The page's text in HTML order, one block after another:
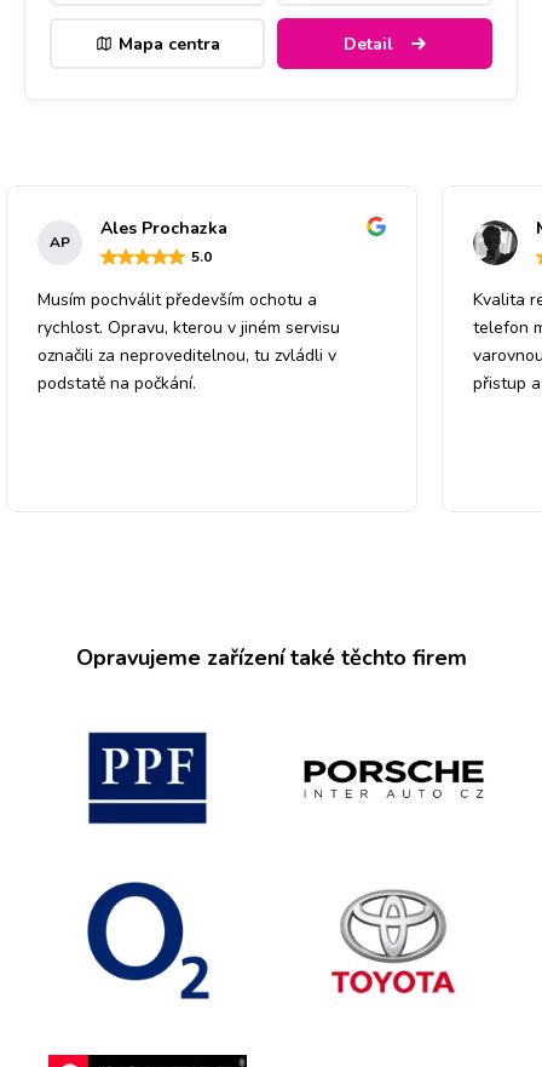
Mapa centra Detail
AP
Ales Prochazka
5.0
Musím pochválit především ochotu a
rychlost. Opravu, kterou v jiném servisu
označili za neproveditelnou, tu zvládli v
podstatě na počkání.
Kvalita
telefon
přistup
Opravujeme zařízení také těchto firem